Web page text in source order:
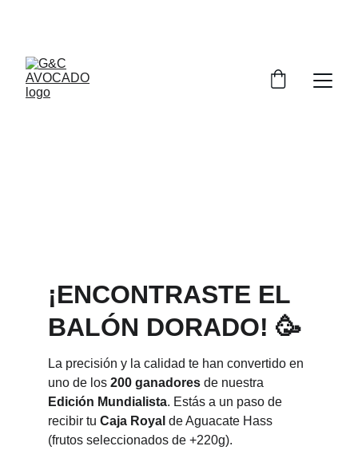
¡ENCONTRASTE EL
BALÓN DORADO! 🥳
La precisión y la calidad te han convertido en
uno de los 200 ganadores de nuestra
Edición Mundialista. Estás a un paso de
recibir tu Caja Royal de Aguacate Hass
(frutos seleccionados de +220g).